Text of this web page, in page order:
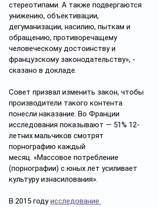
стереотипами. А также подвергаются
унижению, объективации,
дегуманизации, насилию, пыткам и
обращению, противоречащему
человеческому достоинству и
французскому законодательству», -
сказано в докладе.
Совет призвал изменить закон, чтобы
производители такого контента
понесли наказание. Во Франции
исследования показывают — 51% 12-
летних мальчиков смотрят
порнографию каждый
месяц. «Массовое потребление
(порнографии) с юных лет усиливает
культуру изнасилования».
В 2015 году исследование